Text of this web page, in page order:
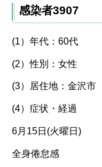
感染者3907
(1）年代：60代
(2）性別：女性
(3）居住地：金沢市
(4）症状・経過
6月15日(火曜日)
全身倦怠感